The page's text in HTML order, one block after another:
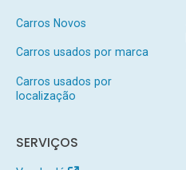
Carros Novos
Carros usados por marca
Carros usados por
localização
SERVIÇOS